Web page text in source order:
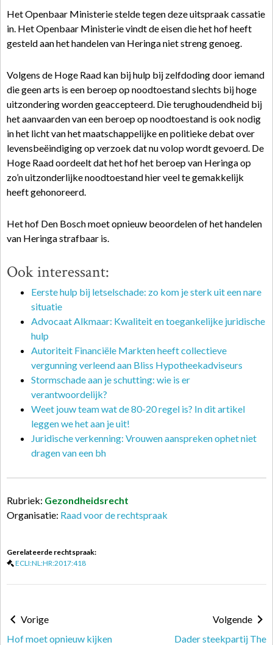
Het Openbaar Ministerie stelde tegen deze uitspraak cassatie
in. Het Openbaar Ministerie vindt de eisen die het hof heeft
gesteld aan het handelen van Heringa niet streng genoeg.
Volgens de Hoge Raad kan bij hulp bij zelfdoding door iemand
die geen arts is een beroep op noodtoestand slechts bij hoge
uitzondering worden geaccepteerd. Die terughoudendheid bij
het aanvaarden van een beroep op noodtoestand is ook nodig
in het licht van het maatschappelijke en politieke debat over
levensbeëindiging op verzoek dat nu volop wordt gevoerd. De
Hoge Raad oordeelt dat het hof het beroep van Heringa op
zo’n uitzonderlijke noodtoestand hier veel te gemakkelijk
heeft gehonoreerd.
Het hof Den Bosch moet opnieuw beoordelen of het handelen
van Heringa strafbaar is.
Ook interessant:
Eerste hulp bij letselschade: zo kom je sterk uit een nare
situatie
Advocaat Alkmaar: Kwaliteit en toegankelijke juridische
hulp
Autoriteit Financiële Markten heeft collectieve
vergunning verleend aan Bliss Hypotheekadviseurs
Stormschade aan je schutting: wie is er
verantwoordelijk?
Weet jouw team wat de 80-20 regel is? In dit artikel
leggen we het aan je uit!
Juridische verkenning: Vrouwen aanspreken ophet niet
dragen van een bh
Rubriek: Gezondheidsrecht
Organisatie: Raad voor de rechtspraak
Gerelateerde rechtspraak:
ECLI:NL:HR:2017:418
Vorige
Hof moet opnieuw kijken
Volgende
Dader steekpartij The